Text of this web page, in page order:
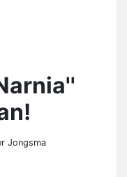
Jongsma